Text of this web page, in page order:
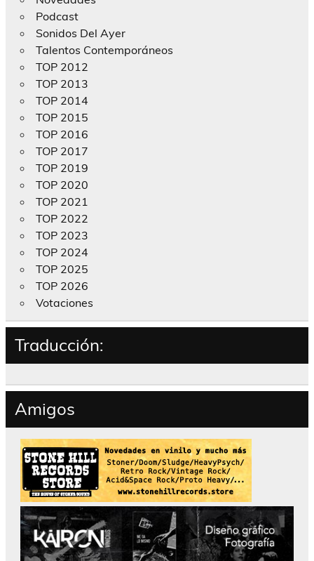
Podcast
Sonidos Del Ayer
Talentos Contemporáneos
TOP 2012
TOP 2013
TOP 2014
TOP 2015
TOP 2016
TOP 2017
TOP 2019
TOP 2020
TOP 2021
TOP 2022
TOP 2023
TOP 2024
TOP 2025
TOP 2026
Votaciones
Traducción:
Amigos